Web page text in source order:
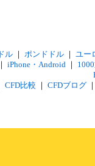
ル｜ ポンドドル｜ ユー
｜ iPhone・Android ｜
CFD比較 ｜ CFDブログ